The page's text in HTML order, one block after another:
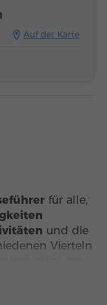
Auf der Karte
für alle,
und die
Vierteln
bietet sie